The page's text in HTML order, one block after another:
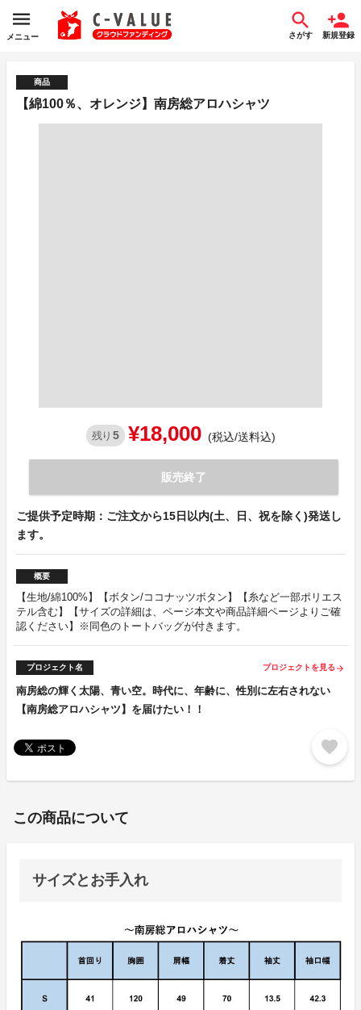
メニュー さがす 新規登録
商品
【綿100％、オレンジ】南房総アロハシャツ
残り 5 ¥18,000 (税込/送料込)
販売終了
ご提供予定時期：ご注文から15日以内(土、日、祝を除く)発送し
ます。
概要
【生地/綿100%】【ボタン/ココナッツボタン】【糸など一部ポリエス
テル含む】【サイズの詳細は、ページ本文や商品詳細ページよりご確
認ください】※同色のトートバッグが付きます。
プロジェクト名 プロジェクトを見る arrow_forward
南房総の輝く太陽、青い空。時代に、年齢に、性別に左右されない
【南房総アロハシャツ】を届けたい！！
favorite
この商品について
サイズとお手入れ